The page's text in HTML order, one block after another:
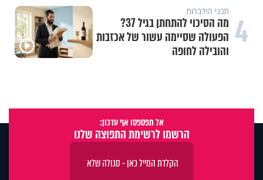
4 תכני הידברות
מה הסיכוי להתחתן בגיל 37?
הפעולה שסיימה עשור של אכזבות
והובילה לחופה
אל תפספסו אף עדכון:
הרשמו לרשימת התפוצה שלנו